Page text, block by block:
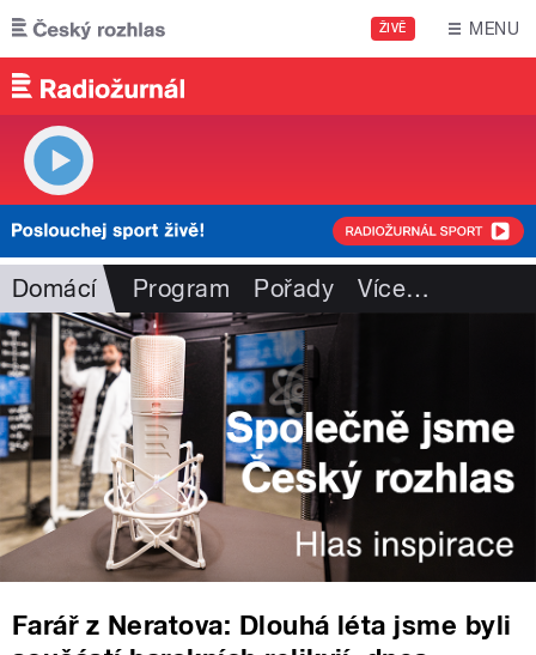
Přejít k hlavnímu obsahu
ŽIVĚ MENU
Domácí Program Pořady Více…
Farář z Neratova: Dlouhá léta jsme byli